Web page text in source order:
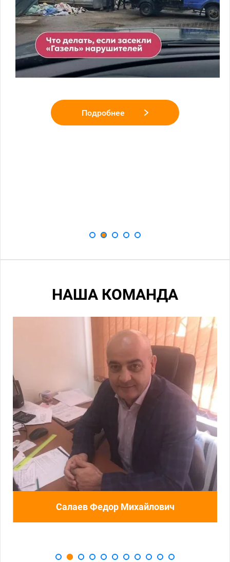
Подробнее
НАША КОМАНДА
Горячков Сергей Андреевич